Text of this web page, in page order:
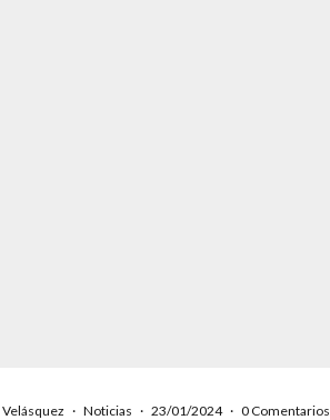
· Noticias · 23/01/2024 · 0 Comentarios